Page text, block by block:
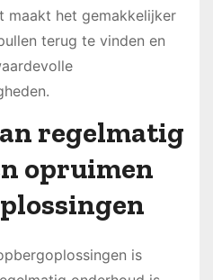
maakt het gemakkelijker
terug te vinden en
regelmatig
opruimen
is